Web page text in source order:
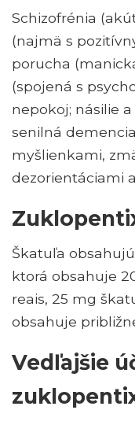
Schizofrénia
(najmä s
porucha
(spojená s
nepokoj; násilie
senilná
myšlienkami,
dezorientáciami
Škatuľa
ktorá obsahuje
reais, 25 mg
obsahuje
Vedľajšie